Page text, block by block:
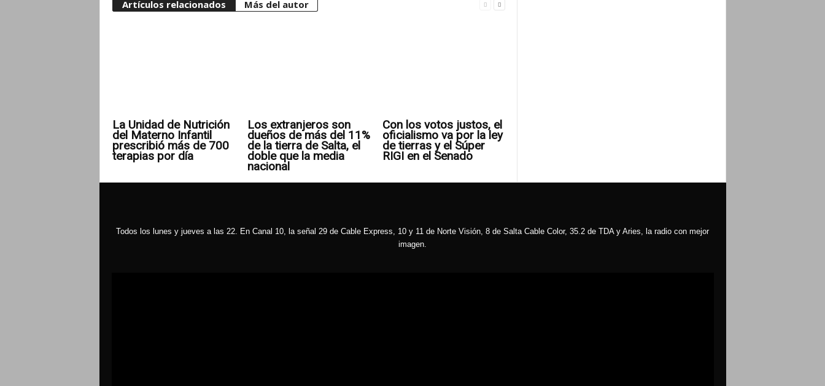
Artículos relacionados Más del autor
La Unidad de Nutrición
del Materno Infantil
prescribió más de 700
terapias por día
Los extranjeros son
dueños de más del 11%
de la tierra de Salta, el
doble que la media
nacional
Con los votos justos, el
oficialismo va por la ley
de tierras y el Súper
RIGI en el Senado
Todos los lunes y jueves a las 22. En Canal 10, la señal 29 de Cable Express, 10 y 11 de Norte Visión, 8 de Salta Cable Color, 35.2 de TDA y Aries, la radio con mejor
imagen.